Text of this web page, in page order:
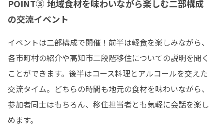
POINT③ 地域食材を味わいながら楽しむ二部構成
の交流イベント
イベントは二部構成で開催！前半は軽食を楽しみながら、
各市町村の紹介や高知市二段階移住についての説明を聞く
ことができます。後半はコース料理とアルコールを交えた
交流タイム。どちらの時間も地元の食材を味わいながら、
参加者同士はもちろん、移住担当者とも気軽に会話を楽し
めます。